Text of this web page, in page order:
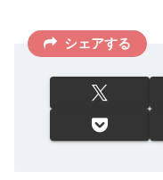
シェアする